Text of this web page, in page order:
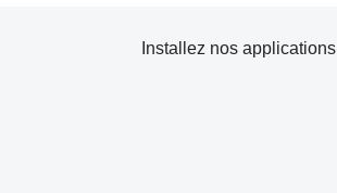
Installez nos applications